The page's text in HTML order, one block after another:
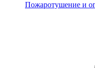
Пожаротушение и